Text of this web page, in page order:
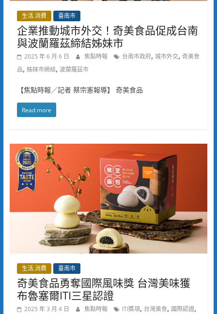
生活.消費 臺南市
企業推動城市外交！奇美食品促成台南
與波蘭羅茲締結姊妹市
2025 年 6 月 6 日 焦點時報 台南市政府, 城市外交, 奇美食
品, 姊妹市締結, 波蘭羅茲市
【焦點時報／記者 蔡宗憲報導】 奇美食品
Read more
生活.消費 臺南市
奇美食品勇奪國際風味獎 台灣美味獲
布魯塞爾ITI三星認證
2025 年 3 月 4 日 焦點時報 ITI獎項, 台灣美食, 國際認證,